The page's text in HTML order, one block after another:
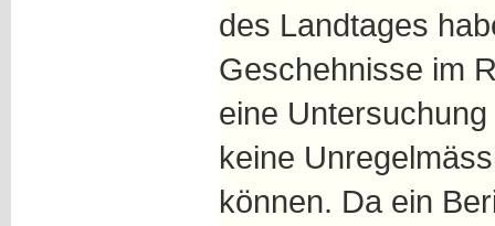
des Landtages
Geschehnisse im
eine
keine
können. Da ein